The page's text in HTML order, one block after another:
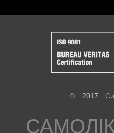
© 2017